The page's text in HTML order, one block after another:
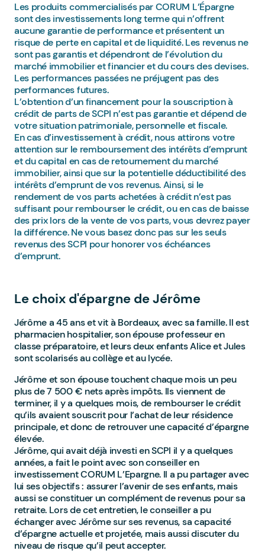
Les produits commercialisés par CORUM L’Épargne
sont des investissements long terme qui n’offrent
aucune garantie de performance et présentent un
risque de perte en capital et de liquidité. Les revenus ne
sont pas garantis et dépendront de l’évolution du
marché immobilier et financier et du cours des devises.
Les performances passées ne préjugent pas des
performances futures.
L’obtention d’un financement pour la souscription à
crédit de parts de SCPI n’est pas garantie et dépend de
votre situation patrimoniale, personnelle et fiscale.
En cas d’investissement à crédit, nous attirons votre
attention sur le remboursement des intérêts d’emprunt
et du capital en cas de retournement du marché
immobilier, ainsi que sur la potentielle déductibilité des
intérêts d’emprunt de vos revenus. Ainsi, si le
rendement de vos parts achetées à crédit n’est pas
suffisant pour rembourser le crédit, ou en cas de baisse
des prix lors de la vente de vos parts, vous devrez payer
la différence. Ne vous basez donc pas sur les seuls
revenus des SCPI pour honorer vos échéances
d’emprunt.
Le choix d'épargne de Jérôme
Jérôme a 45 ans et vit à Bordeaux, avec sa famille. Il est
pharmacien hospitalier, son épouse professeur en
classe préparatoire, et leurs deux enfants Alice et Jules
sont scolarisés au collège et au lycée.
Jérôme et son épouse touchent chaque mois un peu
plus de 7 500 € nets après impôts. Ils viennent de
terminer, il y a quelques mois, de rembourser le crédit
qu’ils avaient souscrit pour l’achat de leur résidence
principale, et donc de retrouver une capacité d’épargne
élevée.
Jérôme, qui avait déjà investi en SCPI il y a quelques
années, a fait le point avec son conseiller en
investissement CORUM L’Epargne. Il a pu partager avec
lui ses objectifs : assurer l’avenir de ses enfants, mais
aussi se constituer un complément de revenus pour sa
retraite. Lors de cet entretien, le conseiller a pu
échanger avec Jérôme sur ses revenus, sa capacité
d’épargne actuelle et projetée, mais aussi discuter du
niveau de risque qu’il peut accepter.